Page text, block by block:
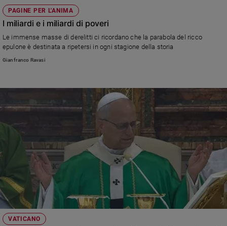
Vai
Riflessioni
Foto
Video
Policy
Chi
siamo
PAGINE PER L'ANIMA
I miliardi e i miliardi di poveri
Le immense masse di derelitti ci ricordano che la parabola del ricco
epulone è destinata a ripetersi in ogni stagione della storia
Gianfranco Ravasi
VATICANO